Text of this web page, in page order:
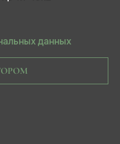
данных